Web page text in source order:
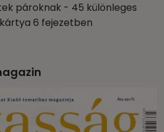
pároknak - 45 különleges
6 fejezetben